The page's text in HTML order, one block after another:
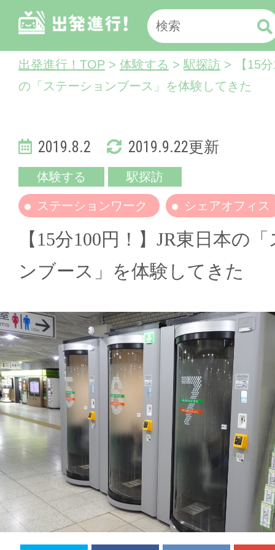
出発進行！TOP > 体験する > 駅探訪 > 【15
の「ステーションブース」を体験してきた
2019.8.2 2019.9.22更新
体験する 駅探訪
ステーションワーク シェアオフィス
【15分100円！】JR東日本の
ンブース」を体験してきた